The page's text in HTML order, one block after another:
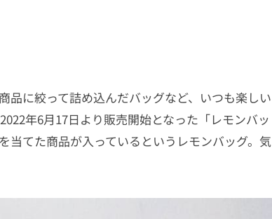
品に絞って詰め込んだバッグなど、いつも楽しい
年6月17日より販売開始となった「レモンバッ
てた商品が入っているというレモンバッグ。気